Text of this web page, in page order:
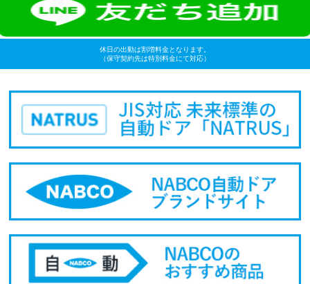
休日の出動は割増料金となります。
（保守契約先は特別料金にて対応）